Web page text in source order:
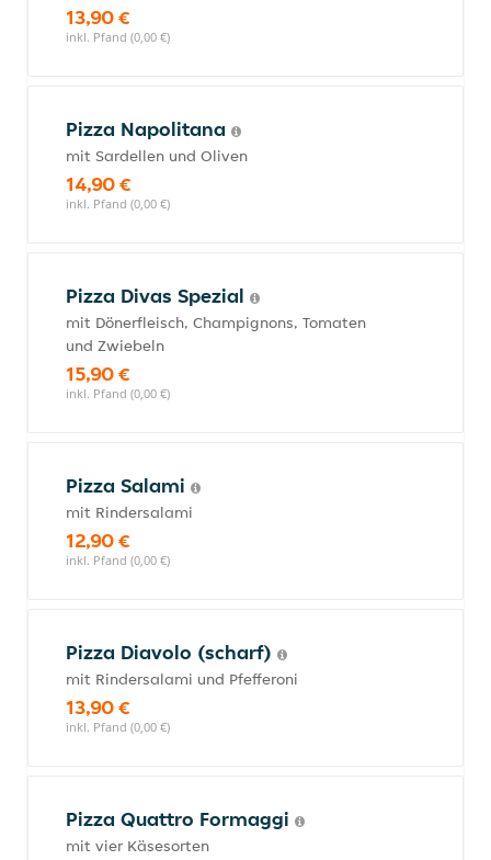
13,90 €
inkl. Pfand (0,00 €)
Pizza Napolitana
mit Sardellen und Oliven
14,90 €
inkl. Pfand (0,00 €)
Pizza Divas Spezial
mit Dönerfleisch, Champignons, Tomaten
und Zwiebeln
15,90 €
inkl. Pfand (0,00 €)
Pizza Salami
mit Rindersalami
12,90 €
inkl. Pfand (0,00 €)
Pizza Diavolo (scharf)
mit Rindersalami und Pfefferoni
13,90 €
inkl. Pfand (0,00 €)
Pizza Quattro Formaggi
mit vier Käsesorten